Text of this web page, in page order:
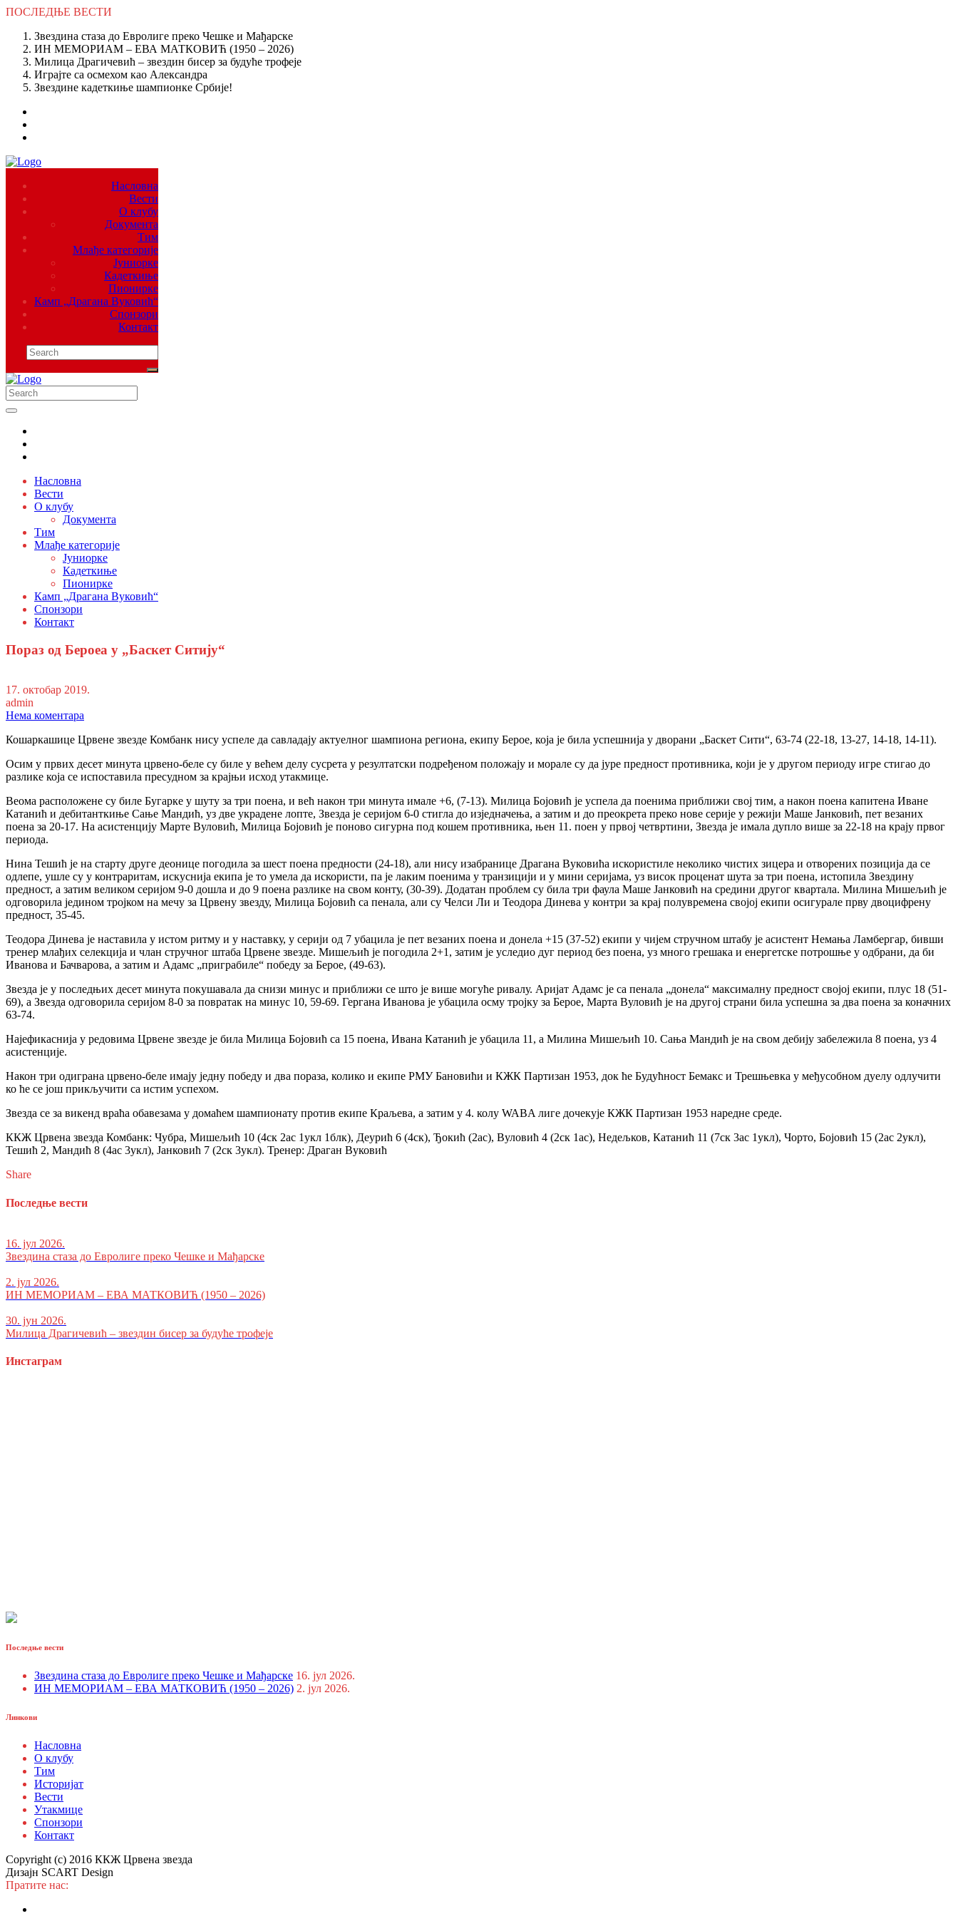
ПОСЛЕДЊЕ ВЕСТИ
Звездина стаза до Евролиге преко Чешке и Мађарске
ИН МЕМОРИАМ – ЕВА МАТКОВИЋ (1950 – 2026)
Милица Драгичевић – звездин бисер за будуће трофеје
Играјте са осмехом као Александра
Звездине кадеткиње шампионке Србије!
Насловна
Вести
О клубу
Документа
Тим
Млађе категорије
Јуниорке
Кадеткиње
Пионирке
Камп „Драгана Вуковић“
Спонзори
Контакт
Насловна
Вести
О клубу
Документа
Тим
Млађе категорије
Јуниорке
Кадеткиње
Пионирке
Камп „Драгана Вуковић“
Спонзори
Контакт
Пораз од Бероеа у „Баскет Ситију“
17. октобар 2019.
admin
Нема коментара
Кошаркашице Црвене звезде Комбанк нису успеле да савладају актуелног шампиона региона, екипу Берое, која је била успешнија у дворани „Баскет Сити“, 63-74 (22-18, 13-27, 14-18, 14-11).
Осим у првих десет минута црвено-беле су биле у већем делу сусрета у резултатски подређеном положају и морале су да јуре предност противника, који је у другом периоду игре стигао до
разлике која се испоставила пресудном за крајњи исход утакмице.
Веома расположене су биле Бугарке у шуту за три поена, и већ након три минута имале +6, (7-13). Милица Бојовић је успела да поенима приближи свој тим, а након поена капитена Иване
Катанић и дебитанткиње Сање Мандић, уз две украдене лопте, Звезда је серијом 6-0 стигла до изједначења, а затим и до преокрета преко нове серије у режији Маше Јанковић, пет везаних
поена за 20-17. На асистенцију Марте Вуловић, Милица Бојовић је поново сигурна под кошем противника, њен 11. поен у првој четвртини, Звезда је имала дупло више за 22-18 на крају првог
периода.
Нина Тешић је на старту друге деонице погодила за шест поена предности (24-18), али нису изабранице Драгана Вуковића искористиле неколико чистих зицера и отворених позиција да се
одлепе, ушле су у контраритам, искуснија екипа је то умела да искористи, па је лаким поенима у транзицији и у мини серијама, уз висок проценат шута за три поена, истопила Звездину
предност, а затим великом серијом 9-0 дошла и до 9 поена разлике на свом конту, (30-39). Додатан проблем су била три фаула Маше Јанковић на средини другог квартала. Милина Мишељић је
одговорила једином тројком на мечу за Црвену звезду, Милица Бојовић са пенала, али су Челси Ли и Теодора Динева у контри за крај полувремена својој екипи осигурале прву двоцифрену
предност, 35-45.
Теодора Динева је наставила у истом ритму и у наставку, у серији од 7 убацила је пет везаних поена и донела +15 (37-52) екипи у чијем стручном штабу је асистент Немања Ламбергар, бивши
тренер млађих селекција и члан стручног штаба Црвене звезде. Мишељић је погодила 2+1, затим је уследио дуг период без поена, уз много грешака и енергетске потрошње у одбрани, да би
Иванова и Бачварова, а затим и Адамс „приграбиле“ победу за Берое, (49-63).
Звезда је у последњих десет минута покушавала да снизи минус и приближи се што је више могуће ривалу. Аријат Адамс је са пенала „донела“ максималну предност својој екипи, плус 18 (51-
69), а Звезда одговорила серијом 8-0 за повратак на минус 10, 59-69. Гергана Иванова је убацила осму тројку за Берое, Марта Вуловић је на другој страни била успешна за два поена за коначних
63-74.
Најефикаснија у редовима Црвене звезде је била Милица Бојовић са 15 поена, Ивана Катанић је убацила 11, а Милина Мишељић 10. Сања Мандић је на свом дебију забележила 8 поена, уз 4
асистенције.
Након три одиграна црвено-беле имају једну победу и два пораза, колико и екипе РМУ Бановићи и КЖК Партизан 1953, док ће Будућност Бемакс и Трешњевка у међусобном дуелу одлучити
ко ће се још прикључити са истим успехом.
Звезда се за викенд враћа обавезама у домаћем шампионату против екипе Краљева, а затим у 4. колу WABA лиге дочекује КЖК Партизан 1953 наредне среде.
ККЖ Црвена звезда Комбанк: Чубра, Мишељић 10 (4ск 2ас 1укл 1блк), Деурић 6 (4ск), Ђокић (2ас), Вуловић 4 (2ск 1ас), Недељков, Катанић 11 (7ск 3ас 1укл), Чорто, Бојовић 15 (2ас 2укл),
Тешић 2, Мандић 8 (4ас 3укл), Јанковић 7 (2ск 3укл). Тренер: Драган Вуковић
Share
Последње вести
16. јул 2026.
Звездина стаза до Евролиге преко Чешке и Мађарске
2. јул 2026.
ИН МЕМОРИАМ – ЕВА МАТКОВИЋ (1950 – 2026)
30. јун 2026.
Милица Драгичевић – звездин бисер за будуће трофеје
Инстаграм
Последње вести
Звездина стаза до Евролиге преко Чешке и Мађарске 16. јул 2026.
ИН МЕМОРИАМ – ЕВА МАТКОВИЋ (1950 – 2026) 2. јул 2026.
Линкови
Насловна
О клубу
Тим
Историјат
Вести
Утакмице
Спонзори
Контакт
Copyright (c) 2016 ККЖ Црвена звезда
Дизајн SCART Design
Пратите нас: